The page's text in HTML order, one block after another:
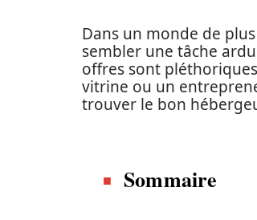
Dans un monde de
sembler une tâche
offres sont
vitrine ou un
trouver le bon
Sommaire